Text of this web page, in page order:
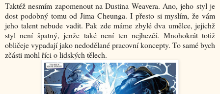
Taktéž nesmím zapomenout na Dustina Weavera. Ano, jeho styl je
dost podobný tomu od Jima Cheunga. I přesto si myslím, že vám
jeho talent nebude vadit. Pak zde máme zbylé dva umělce, jejichž
styl není špatný, jenže také není ten nejhezčí. Mnohokrát totiž
obličeje vypadají jako nedodělané pracovní koncepty. To samé bych
zčásti mohl říci o lidských tělech.